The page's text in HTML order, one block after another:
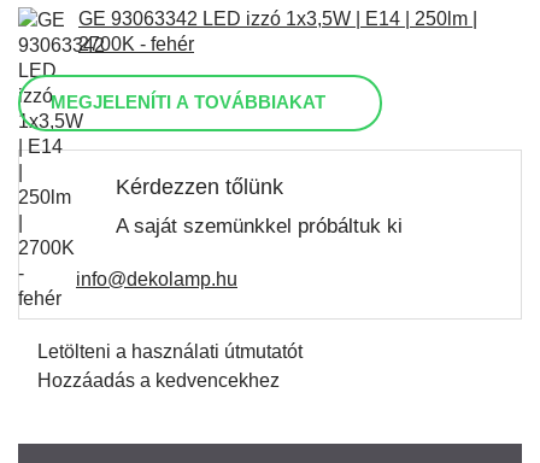
GE 93063342 LED izzó 1x3,5W | E14 | 250lm |
2700K - fehér
MEGJELENÍTI A TOVÁBBIAKAT
Kérdezzen tőlünk
A saját szemünkkel próbáltuk ki
info@dekolamp.hu
Letölteni a használati útmutatót
Hozzáadás a kedvencekhez